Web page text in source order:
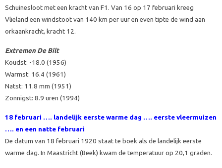
Schuinesloot met een kracht van F1. Van 16 op 17 februari kreeg
Vlieland een windstoot van 140 km per uur en even tipte de wind aan
orkaankracht, kracht 12.
Extremen De Bilt
Koudst: -18.0 (1956)
Warmst: 16.4 (1961)
Natst: 11.8 mm (1951)
Zonnigst: 8.9 uren (1994)
18 februari …. landelijk eerste warme dag …. eerste vleermuizen
…. en een natte februari
De datum van 18 februari 1920 staat te boek als de landelijk eerste
warme dag. In Maastricht (Beek) kwam de temperatuur op 20,1 graden.